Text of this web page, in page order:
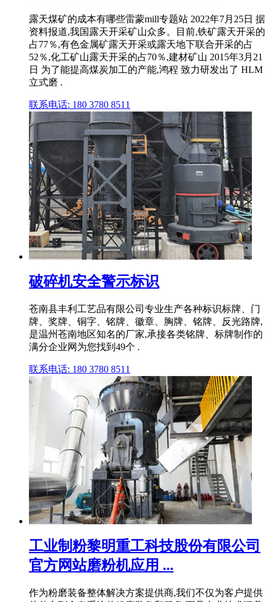
露天煤矿的成本有哪些雷蒙mill专题站 2022年7月25日 据
资料报道,我国露天开采矿山众多。目前,铁矿露天开采的
占77％,有色金属矿露天开采或露天地下联合开采的占
52％,化工矿山露天开采的占70％,建材矿山 2015年3月21
日 为了能提高煤炭加工的产能,鸿程 致力研发出了 HLM
立式磨 .
联系电话: 180 3780 8511
破碎机安全警示标识
苍南县丰利工艺品有限公司专业生产各种标识标牌、门
牌、奖牌、铜字、铭牌、徽章、胸牌、铭牌、反光路牌,
是温州苍南地区知名的厂家,承接各类铭牌、标牌制作的
满分企业网为您找到49个 .
联系电话: 180 3780 8511
工业制粉黎明重工科技股份有限公司
官方网站磨粉机应用 ...
作为粉磨装备整体解决方案提供商,我们不仅为客户提供